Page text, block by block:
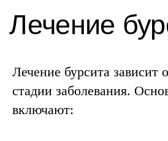
Лечение бурсита зависит
стадии заболевания.
включают: